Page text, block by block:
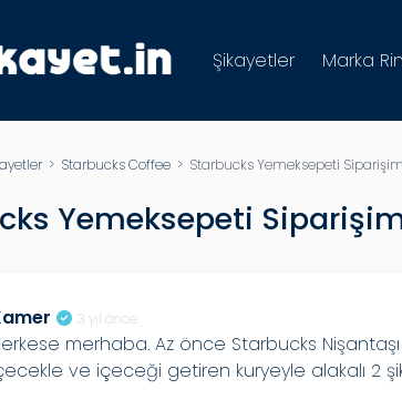
Şikayetler Marka
> Starbucks Coffee > Starbucks Yemeksepeti
Yemeksepeti
3 yıl önce
merhaba. Az önce Starbucks
ve içeceği getiren kuryeyle alakalı 2